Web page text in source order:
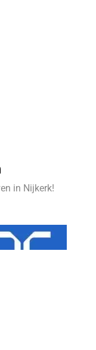
in Nijkerk!